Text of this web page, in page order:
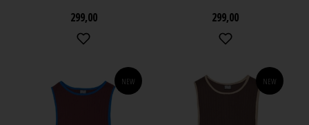
299,00
299,00
NEW NEW